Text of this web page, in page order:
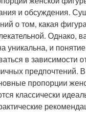
и обсуждения.
о том, какая
Однако,
уникальна, и
в зависимости
предпочтений.
пропорции
классически